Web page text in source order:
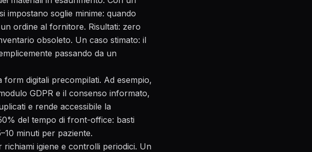
impostano soglie minime: quando
ordine al fornitore. Risultati: zero
obsoleto. Un caso stimato: il
passando da un
form digitali precompilati. Ad esempio,
GDPR e il consenso informato,
e rende accessibile la
del tempo di front-office: basti
minuti per paziente.
igiene e controlli periodici. Un